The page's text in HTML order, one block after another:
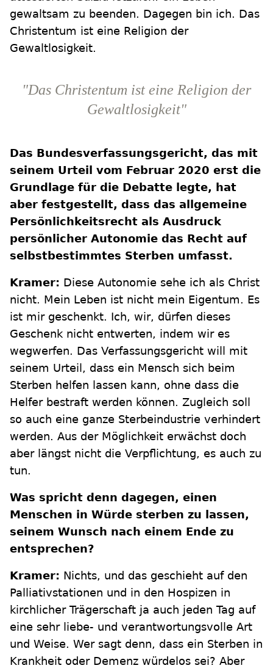
gewaltsam zu beenden. Dagegen bin ich. Das
Christentum ist eine Religion der
Gewaltlosigkeit.
"Das Christentum ist eine Religion der
Gewaltlosigkeit"
Das Bundesverfassungsgericht, das mit
seinem Urteil vom Februar 2020 erst die
Grundlage für die Debatte legte, hat
aber festgestellt, dass das allgemeine
Persönlichkeitsrecht als Ausdruck
persönlicher Autonomie das Recht auf
selbstbestimmtes Sterben umfasst.
Kramer: Diese Autonomie sehe ich als Christ
nicht. Mein Leben ist nicht mein Eigentum. Es
ist mir geschenkt. Ich, wir, dürfen dieses
Geschenk nicht entwerten, indem wir es
wegwerfen. Das Verfassungsgericht will mit
seinem Urteil, dass ein Mensch sich beim
Sterben helfen lassen kann, ohne dass die
Helfer bestraft werden können. Zugleich soll
so auch eine ganze Sterbeindustrie verhindert
werden. Aus der Möglichkeit erwächst doch
aber längst nicht die Verpflichtung, es auch zu
tun.
Was spricht denn dagegen, einen
Menschen in Würde sterben zu lassen,
seinem Wunsch nach einem Ende zu
entsprechen?
Kramer: Nichts, und das geschieht auf den
Palliativstationen und in den Hospizen in
kirchlicher Trägerschaft ja auch jeden Tag auf
eine sehr liebe- und verantwortungsvolle Art
und Weise. Wer sagt denn, dass ein Sterben in
Krankheit oder Demenz würdelos sei? Aber